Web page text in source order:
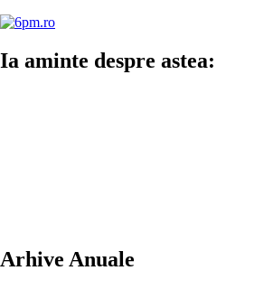
Ia aminte despre astea:
Arhive Anuale